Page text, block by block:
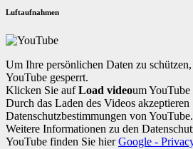
Luftaufnahmen
Um Ihre persönlichen Daten zu
YouTube gesperrt.
Klicken Sie aufLoad videoum YouTube
Durch das Laden des Videos akzeptieren
Datenschutzbestimmungen von YouTube.
Weitere Informationen zu den
YouTube finden Sie hierGoogle -